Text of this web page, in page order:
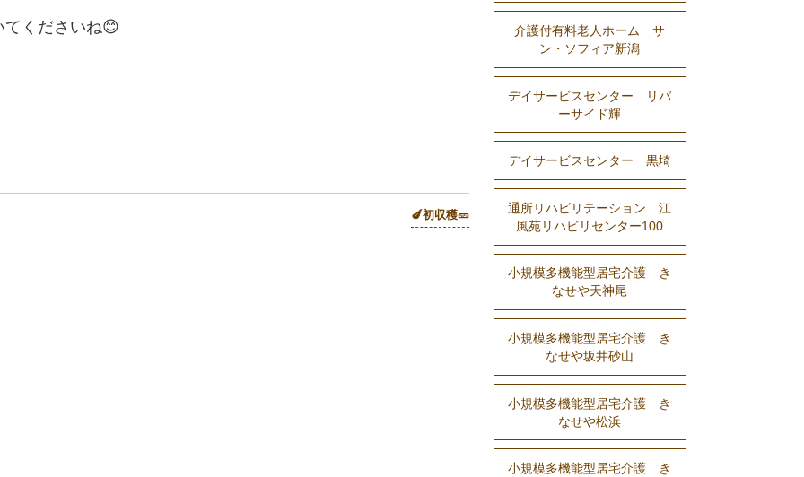
くださいね😊
🍆初収穫🥒
介護付有料老人ホーム サ
ン・ソフィア新潟
デイサービスセンター リバ
ーサイド輝
デイサービスセンター 黒埼
通所リハビリテーション 江
風苑リハビリセンター100
小規模多機能型居宅介護 き
なせや天神尾
小規模多機能型居宅介護 き
なせや坂井砂山
小規模多機能型居宅介護 き
なせや松浜
小規模多機能型居宅介護 き